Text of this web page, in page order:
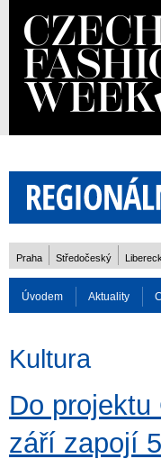
Praha Středočeský
Úvodem Aktuality
Kultura
Do
září zapojí